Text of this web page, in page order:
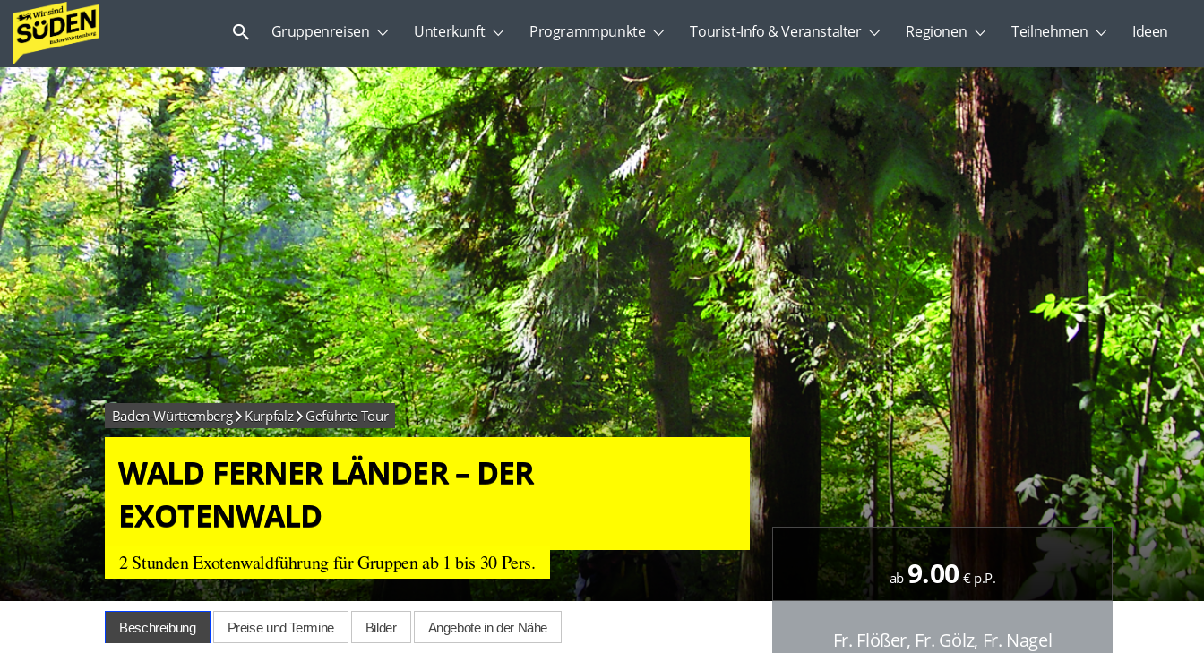
Gruppenreisen Unterkunft Programmpunkte Tourist-Info & Veranstalter Regionen Teilnehmen Ideen
Suchen
nach:
Baden-Württemberg Kurpfalz Geführte Tour
WALD FERNER LÄNDER – DER
EXOTENWALD
2 Stunden Exotenwaldführung für Gruppen ab 1 bis 30 Pers.
ab 9.00 € p.P.
Beschreibung Preise und Termine Bilder Angebote in der Nähe
Fr. Flößer, Fr. Gölz, Fr. Nagel